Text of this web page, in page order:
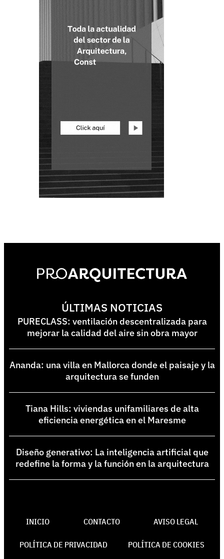
ÚLTIMAS NOTICIAS
PURECLASS: ventilación descentralizada para
mejorar la calidad del aire sin obra mayor
Ananda: una villa en Mallorca donde el paisaje y la
arquitectura se funden
Tiana Hills: viviendas unifamiliares de alta
eficiencia energética en el Maresme
Diseño generativo: La inteligencia artificial que
redefine la forma y la función en la arquitectura
INICIO CONTACTO AVISO LEGAL
POLÍTICA DE PRIVACIDAD POLÍTICA DE COOKIES